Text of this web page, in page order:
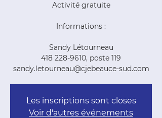
Activité gratuite
Informations :
Sandy Létourneau
418 228-9610, poste 119
sandy.letourneau@cjebeauce-sud.com
Les inscriptions sont closes
Voir d'autres événements